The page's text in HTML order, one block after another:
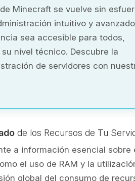
Minecraft se vuelve sin
intuitivo y
sea accesible para todos,
nivel técnico. Descubre la
de servidores con
de los Recursos de Tu
a información esencial sobre
el uso de RAM y la
global del consumo de